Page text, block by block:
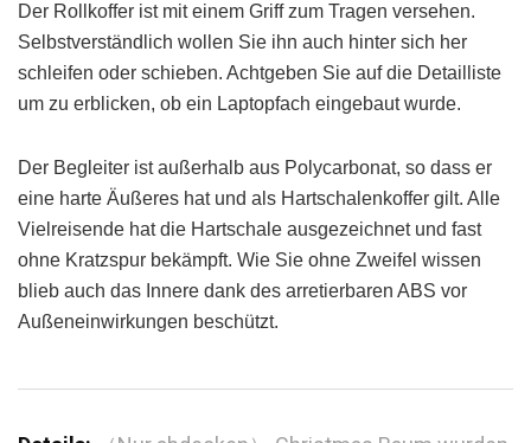
Der Rollkoffer ist mit einem Griff zum Tragen versehen.
Selbstverständlich wollen Sie ihn auch hinter sich her
schleifen oder schieben. Achtgeben Sie auf die Detailliste
um zu erblicken, ob ein Laptopfach eingebaut wurde.
Der Begleiter ist außerhalb aus Polycarbonat, so dass er
eine harte Äußeres hat und als Hartschalenkoffer gilt. Alle
Vielreisende hat die Hartschale ausgezeichnet und fast
ohne Kratzspur bekämpft. Wie Sie ohne Zweifel wissen
blieb auch das Innere dank des arretierbaren ABS vor
Außeneinwirkungen beschützt.